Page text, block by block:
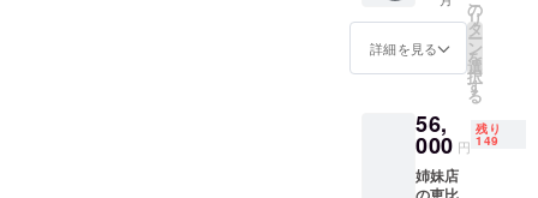
合は備
掲載し
たい名
ださ
い。
さい。
※こちら
のご支
HPへお
名前の
掲載が
可能で
た分だ
けお会
計させ
お食事
券は
にてお
限：
2023年
10月〜
2024年
2月（店
日を除
く） ※
こちら
のお食
詳細を見る
の
リ
タ
ー
ン
を
選
択
す
る
56,
000 円
残り
149
姉妹店